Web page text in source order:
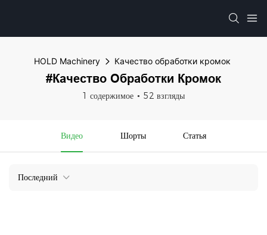
HOLD Machinery Качество обработки кромок
#Качество Обработки Кромок
1 содержимое 52 взгляды
Видео Шорты Статья
Последний